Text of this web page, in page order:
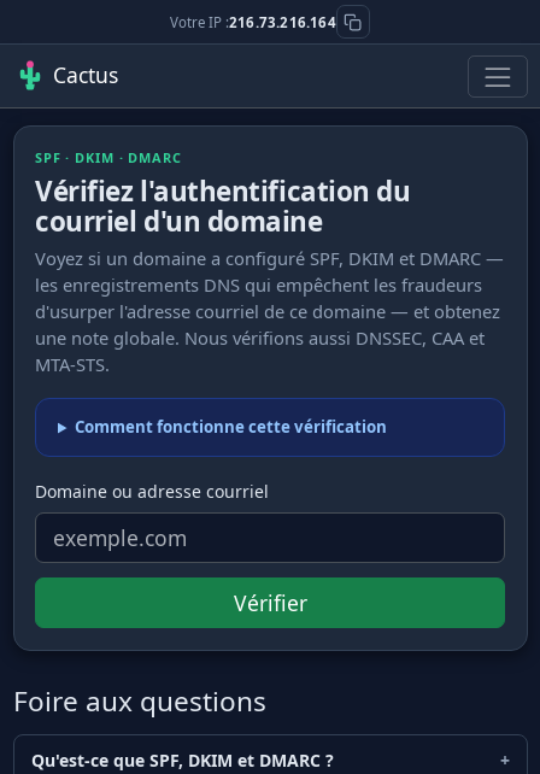
Votre IP :216.73.216.164
Cactus
SPF · DKIM · DMARC
Vérifiez l'authentification du
courriel d'un domaine
Voyez si un domaine a configuré SPF, DKIM et DMARC —
les enregistrements DNS qui empêchent les fraudeurs
d'usurper l'adresse courriel de ce domaine — et obtenez
une note globale. Nous vérifions aussi DNSSEC, CAA et
MTA-STS.
Comment fonctionne cette vérification
Domaine ou adresse courriel
Vérifier
Foire aux questions
Qu'est-ce que SPF, DKIM et DMARC ?